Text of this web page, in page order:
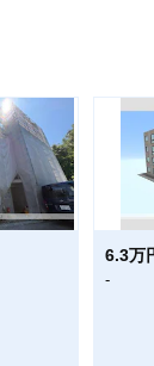
6.3万
-